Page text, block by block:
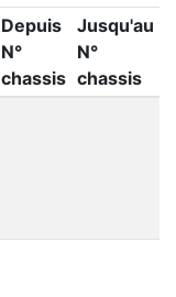
Depuis
N°
chassis
Jusqu'au
N°
chassis